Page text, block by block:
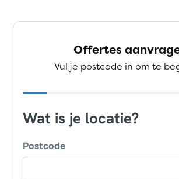
Offertes
Vul je postcode in om te